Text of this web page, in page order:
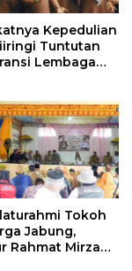
Kepedulian
Tuntutan
Lembaga
Tokoh
Jabung,
Rahmat Mirzani